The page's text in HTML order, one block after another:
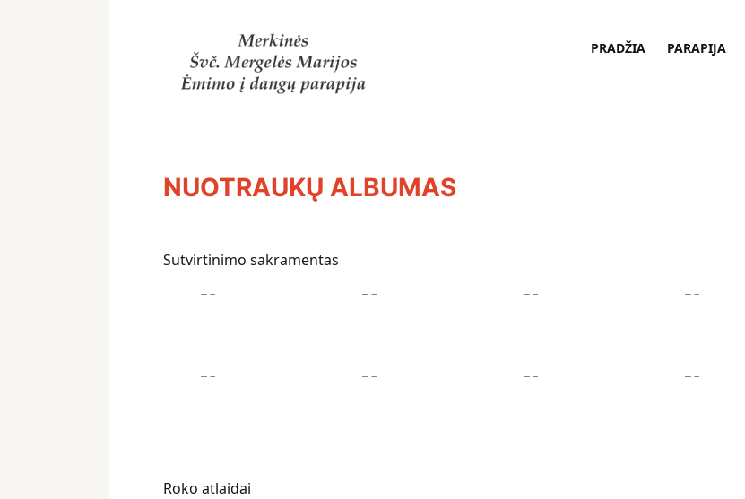
PRADŽIA PARAPIJA
NUOTRAUKŲ ALBUMAS
Sutvirtinimo sakramentas
Roko atlaidai